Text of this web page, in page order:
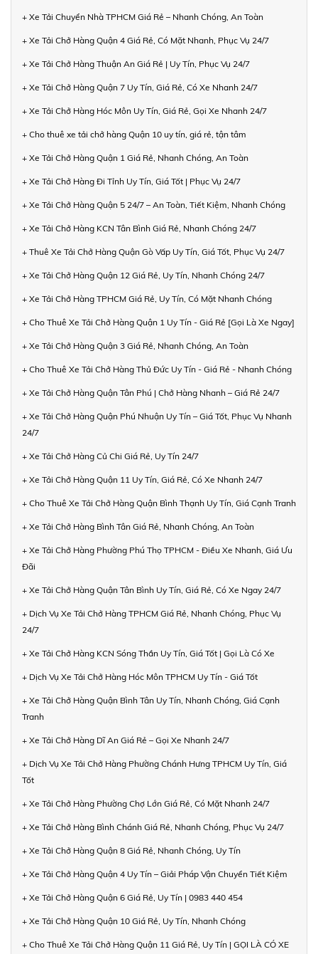
+ Xe Tải Chuyển Nhà TPHCM Giá Rẻ – Nhanh Chóng, An Toàn
+ Xe Tải Chở Hàng Quận 4 Giá Rẻ, Có Mặt Nhanh, Phục Vụ 24/7
+ Xe Tải Chở Hàng Thuận An Giá Rẻ | Uy Tín, Phục Vụ 24/7
+ Xe Tải Chở Hàng Quận 7 Uy Tín, Giá Rẻ, Có Xe Nhanh 24/7
+ Xe Tải Chở Hàng Hóc Môn Uy Tín, Giá Rẻ, Gọi Xe Nhanh 24/7
+ Cho thuê xe tải chở hàng Quận 10 uy tín, giá rẻ, tận tâm
+ Xe Tải Chở Hàng Quận 1 Giá Rẻ, Nhanh Chóng, An Toàn
+ Xe Tải Chở Hàng Đi Tỉnh Uy Tín, Giá Tốt | Phục Vụ 24/7
+ Xe Tải Chở Hàng Quận 5 24/7 – An Toàn, Tiết Kiệm, Nhanh Chóng
+ Xe Tải Chở Hàng KCN Tân Bình Giá Rẻ, Nhanh Chóng 24/7
+ Thuê Xe Tải Chở Hàng Quận Gò Vấp Uy Tín, Giá Tốt, Phục Vụ 24/7
+ Xe Tải Chở Hàng Quận 12 Giá Rẻ, Uy Tín, Nhanh Chóng 24/7
+ Xe Tải Chở Hàng TPHCM Giá Rẻ, Uy Tín, Có Mặt Nhanh Chóng
+ Cho Thuê Xe Tải Chở Hàng Quận 1 Uy Tín - Giá Rẻ [Gọi Là Xe Ngay]
+ Xe Tải Chở Hàng Quận 3 Giá Rẻ, Nhanh Chóng, An Toàn
+ Cho Thuê Xe Tải Chở Hàng Thủ Đức Uy Tín - Giá Rẻ - Nhanh Chóng
+ Xe Tải Chở Hàng Quận Tân Phú | Chở Hàng Nhanh – Giá Rẻ 24/7
+ Xe Tải Chở Hàng Quận Phú Nhuận Uy Tín – Giá Tốt, Phục Vụ Nhanh
24/7
+ Xe Tải Chở Hàng Củ Chi Giá Rẻ, Uy Tín 24/7
+ Xe Tải Chở Hàng Quận 11 Uy Tín, Giá Rẻ, Có Xe Nhanh 24/7
+ Cho Thuê Xe Tải Chở Hàng Quận Bình Thạnh Uy Tín, Giá Cạnh Tranh
+ Xe Tải Chở Hàng Bình Tân Giá Rẻ, Nhanh Chóng, An Toàn
+ Xe Tải Chở Hàng Phường Phú Thọ TPHCM - Điều Xe Nhanh, Giá Ưu
Đãi
+ Xe Tải Chở Hàng Quận Tân Bình Uy Tín, Giá Rẻ, Có Xe Ngay 24/7
+ Dịch Vụ Xe Tải Chở Hàng TPHCM Giá Rẻ, Nhanh Chóng, Phục Vụ
24/7
+ Xe Tải Chở Hàng KCN Sóng Thần Uy Tín, Giá Tốt | Gọi Là Có Xe
+ Dịch Vụ Xe Tải Chở Hàng Hóc Môn TPHCM Uy Tín - Giá Tốt
+ Xe Tải Chở Hàng Quận Bình Tân Uy Tín, Nhanh Chóng, Giá Cạnh
Tranh
+ Xe Tải Chở Hàng Dĩ An Giá Rẻ – Gọi Xe Nhanh 24/7
+ Dịch Vụ Xe Tải Chở Hàng Phường Chánh Hưng TPHCM Uy Tín, Giá
Tốt
+ Xe Tải Chở Hàng Phường Chợ Lớn Giá Rẻ, Có Mặt Nhanh 24/7
+ Xe Tải Chở Hàng Bình Chánh Giá Rẻ, Nhanh Chóng, Phục Vụ 24/7
+ Xe Tải Chở Hàng Quận 8 Giá Rẻ, Nhanh Chóng, Uy Tín
+ Xe Tải Chở Hàng Quận 4 Uy Tín – Giải Pháp Vận Chuyển Tiết Kiệm
+ Xe Tải Chở Hàng Quận 6 Giá Rẻ, Uy Tín | 0983 440 454
+ Xe Tải Chở Hàng Quận 10 Giá Rẻ, Uy Tín, Nhanh Chóng
+ Cho Thuê Xe Tải Chở Hàng Quận 11 Giá Rẻ, Uy Tín | GỌI LÀ CÓ XE